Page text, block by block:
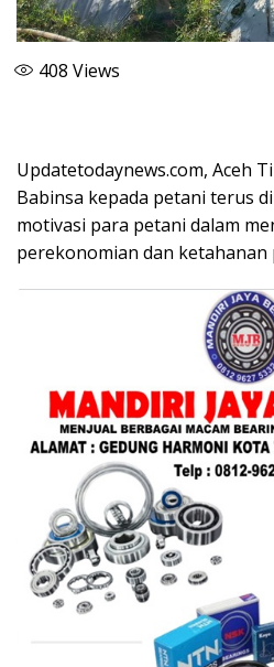
408 Views
Updatetodaynews.com, Aceh
Babinsa kepada petani terus
motivasi para petani dalam
perekonomian dan ketahanan